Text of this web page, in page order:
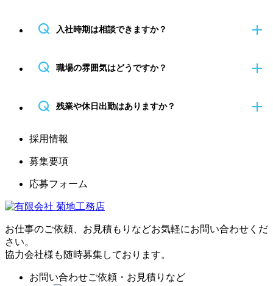
Q 入社時期は相談できますか？
Q 職場の雰囲気はどうですか？
Q 残業や休日出勤はありますか？
採用情報
募集要項
応募フォーム
お仕事のご依頼、お見積もりなどお気軽にお問い合わせくだ
さい。
協力会社様も随時募集しております。
お問い合わせご依頼・お見積りなど